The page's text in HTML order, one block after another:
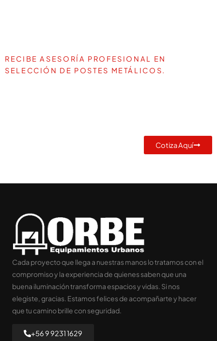
RECIBE ASESORÍA PROFESIONAL EN
SELECCIÓN DE POSTES METÁLICOS.
Cotiza Aquí
Cada proyecto que llega a nuestras manos lo tratamos con el
compromiso y la experiencia de quienes saben que una
buena iluminación transforma espacios y vidas. Si nos
elegiste, gracias. Estamos felices de acompañarte y hacer
que tu camino brille con seguridad.
+56 9 9231 1629